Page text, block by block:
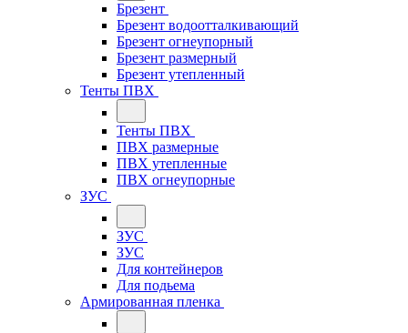
Брезент
Брезент водоотталкивающий
Брезент огнеупорный
Брезент размерный
Брезент утепленный
Тенты ПВХ
Тенты ПВХ
ПВХ размерные
ПВХ утепленные
ПВХ огнеупорные
ЗУС
ЗУС
ЗУС
Для контейнеров
Для подьема
Армированная пленка